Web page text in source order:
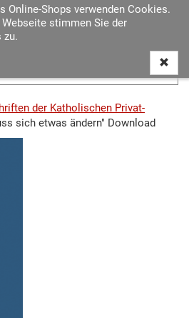
Online-Shops verwenden Cookies.
stimmen Sie der
zu.
der Katholischen Privat-
sich etwas ändern" Download